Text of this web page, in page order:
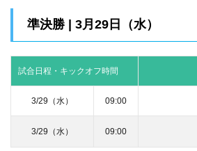
準決勝 | 3月29日（水）
試合日程・キックオフ時間
3/29（水） 09:00
3/29（水） 09:00